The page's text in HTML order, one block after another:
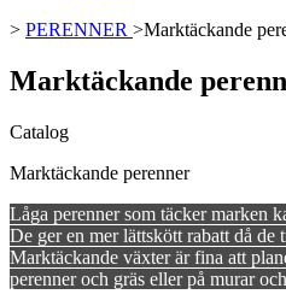
> PERENNER >Marktäckande
Marktäckande
Catalog
Marktäckande perenner
Låga perenner som täcker marken
De ger en mer lättskött rabatt då de
Marktäckande växter är fina att
perenner och gräs eller på murar